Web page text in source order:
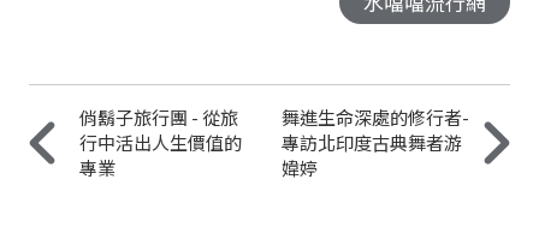
俏鬍子旅行團 - 從旅
行中活出人生價值的
專業
舞進生命深處的修行者-
專訪北印度古典舞者游
媁婷